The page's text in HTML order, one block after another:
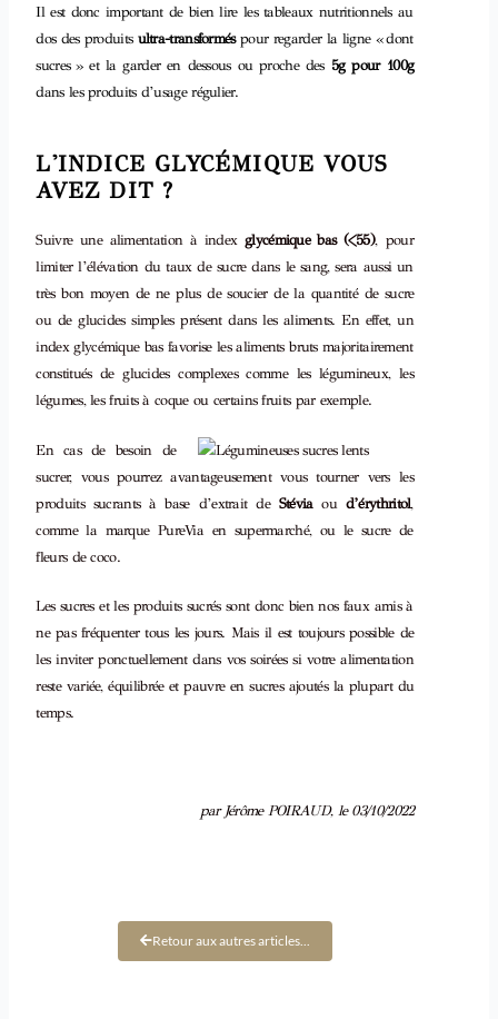
Il est donc important de bien lire les tableaux nutritionnels au
dos des produits ultra-transforméspour regarder la ligne « dont
sucres » et la garder en dessous ou proche des 5g pour 100g
dans les produits d’usage régulier.
L'INDICE GLYCÉMIQUE VOUS
AVEZ DIT ?
Suivre une alimentation à indexglycémique bas (<55), pour
limiter l’élévation du taux de sucre dans le sang, sera aussi un
très bon moyen de ne plus de soucier de la quantité de sucre
ou de glucides simples présent dans les aliments. En effet, un
index glycémique bas favorise les aliments bruts majoritairement
constitués de glucides complexes comme les légumineux, les
légumes, les fruits à coque ou certains fruits par exemple.
En cas de besoin de
sucrer, vous pourrez avantageusement vous tourner vers les
produits sucrants à base d’extrait de Stéviaou d’érythritol,
comme la marque PureVia en supermarché, ou le sucre de
fleurs de coco.
Les sucres et les produits sucrés sont donc bien nos faux amis à
ne pas fréquenter tous les jours. Mais il est toujours possible de
les inviter ponctuellement dans vos soirées si votre alimentation
reste variée, équilibrée et pauvre en sucres ajoutés la plupart du
temps.
par Jérôme POIRAUD, le 03/10/2022
Retour aux autres articles...